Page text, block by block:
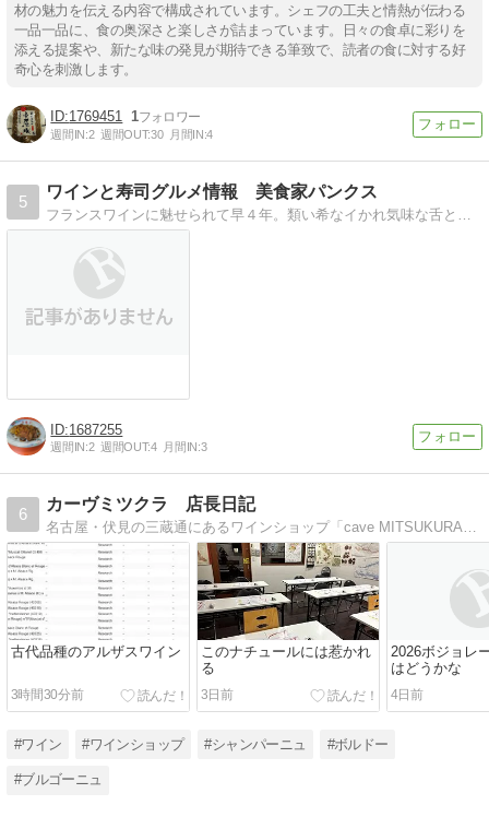
材の魅力を伝える内容で構成されています。シェフの工夫と情熱が伝わる
一品一品に、食の奥深さと楽しさが詰まっています。日々の食卓に彩りを
添える提案や、新たな味の発見が期待できる筆致で、読者の食に対する好
奇心を刺激します。
1769451 1
週間IN:2 週間OUT:30 月間IN:4
5
ワインと寿司グルメ情報 美食家パンクス
フランスワインに魅せられて早４年。類い希なイかれ気味な舌と、万年詰まり気味の鼻を駆使してワインを極めようとする無謀なアドベンチャー。趣味はＰＵＮＫとブルゴーニ…
1687255
週間IN:2 週間OUT:4 月間IN:3
6
カーヴミツクラ 店長日記
名古屋・伏見の三蔵通にあるワインショップ「cave MITSUKURA」店長のブログです。無断転載禁止
古代品種のアルザスワイン
3時間30分前
このナチュールには惹かれ
る
3日前
2026ボジョレ
はどうかな
4日前
#ワイン #ワインショップ #シャンパーニュ #ボルドー
#ブルゴーニュ